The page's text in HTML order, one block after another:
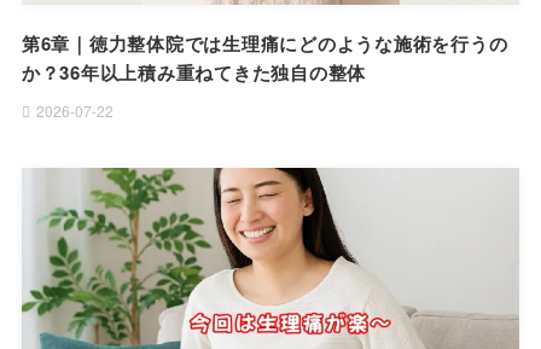
第6章｜徳力整体院では生理痛にどのような施術を行うの
か？36年以上積み重ねてきた独自の整体
2026-07-22